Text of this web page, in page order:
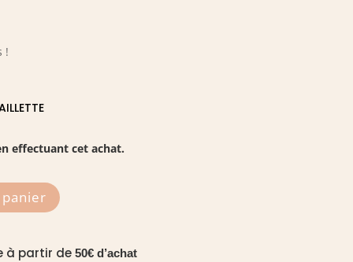
!
effectuant cet achat.
à partir de 50€ d’achat